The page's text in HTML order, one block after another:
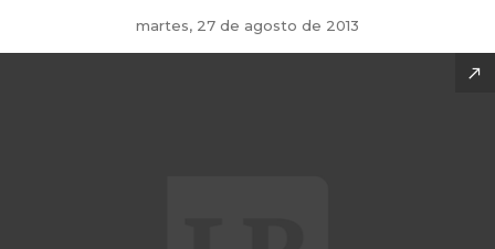
martes, 27 de agosto de 2013